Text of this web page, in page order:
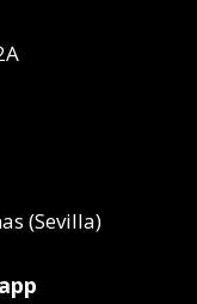
(Sevilla)